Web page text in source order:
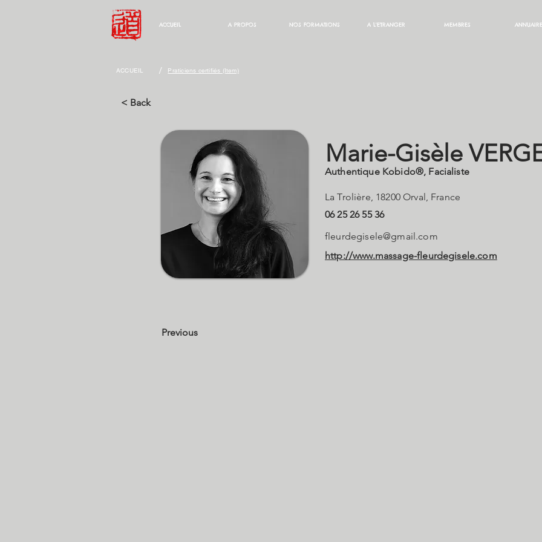
ACCUEIL A PROPOS NOS FORMATIONS A L'ETRANGER MEMBRES ANNUAIRE
ACCUEIL / Praticiens certifiés (Item)
< Back
VERGER Marie-Gisèle
Marie-Gisèle
Authentique Kobido®, Facialiste
06 25 26 55 36
La Trolière, 18200 Orval, France
fleurdegisele@gmail.com
http://www.massage-fleurdegisele.com
Previous